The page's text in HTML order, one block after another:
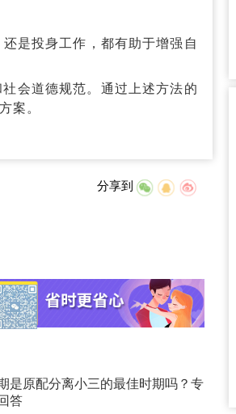
是投身工作，都有助于增强自
会道德规范。通过上述方法的
案。
分享到
是原配分离小三的最佳时期吗？专
答